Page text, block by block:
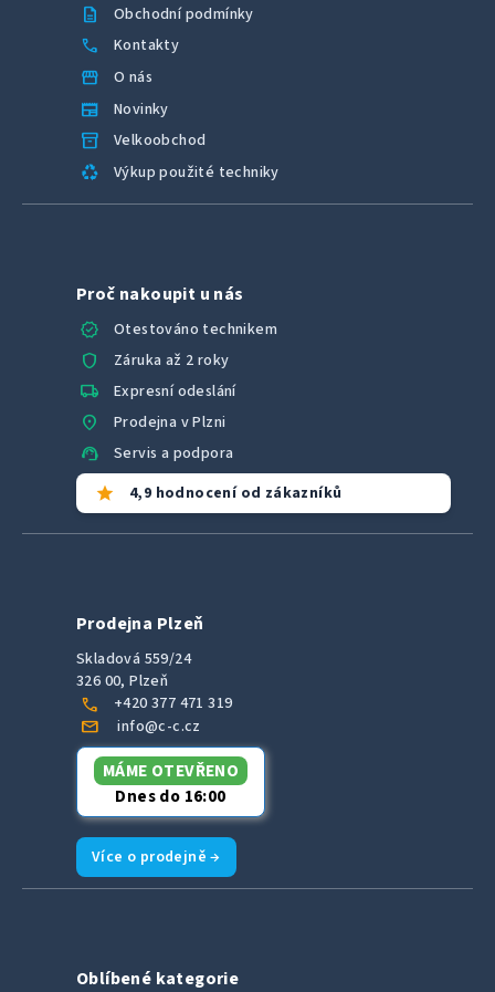
description Obchodní podmínky
call Kontakty
storefront O nás
newspaper Novinky
inventory_2 Velkoobchod
recycling Výkup použité techniky
Proč nakoupit u nás
verified
Otestováno technikem
shield Záruka až 2 roky
local_shipping Expresní odeslání
location_on Prodejna v Plzni
support_agent Servis a podpora
star 4,9 hodnocení od zákazníků
Prodejna Plzeň
Skladová 559/24
326 00, Plzeň
call +420 377 471 319
mail info@c-c.cz
MÁME OTEVŘENO
Dnes do 16:00
Více o prodejně →
Oblíbené kategorie